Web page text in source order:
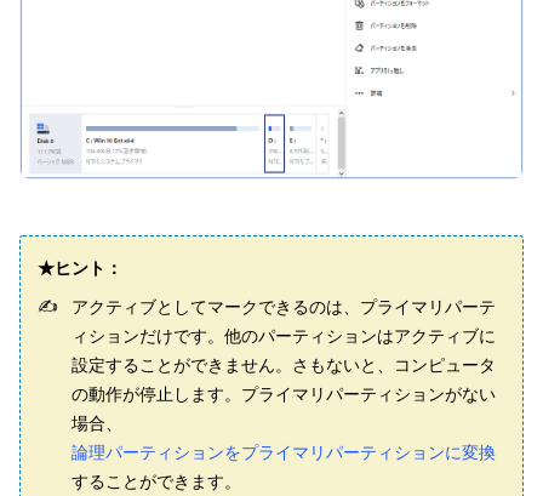
★ヒント：
アクティブとしてマークできるのは、プライマリパーテ
ィションだけです。他のパーティションはアクティブに
設定することができません。さもないと、コンピュータ
の動作が停止します。プライマリパーティションがない
場合、
論理パーティションをプライマリパーティションに変換
することができます。